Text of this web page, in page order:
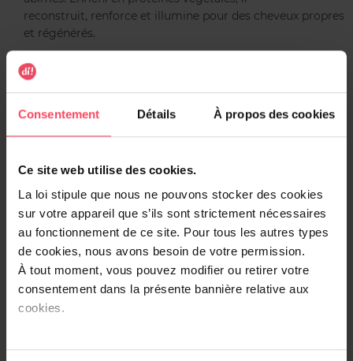
Consentement Détails À propos des cookies
Ce site web utilise des cookies.
La loi stipule que nous ne pouvons stocker des cookies
sur votre appareil que s’ils sont strictement nécessaires
au fonctionnement de ce site. Pour tous les autres types
de cookies, nous avons besoin de votre permission.
À tout moment, vous pouvez modifier ou retirer votre
consentement dans la présente bannière relative aux
cookies.
reconstruit, renforce et illumine pour des cheveux propres
et régénérés.
- Réparation intense : Renforce et reconstruit la fibre
- Adapté à tous : Parfait pour toute la famille
- Brillance miroir : Rend les cheveux souples, doux,
- Parfum Monoi
Ultra-concentré en principes actifs
Résultat visible dès la 1ère utilisation
Nos soins sont formulés avec des actifs professionnels